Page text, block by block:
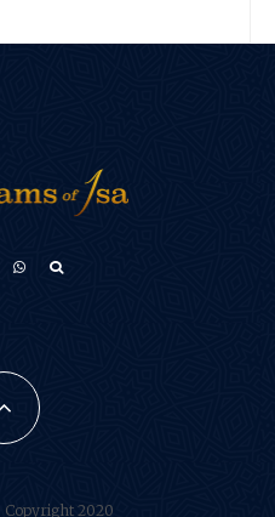
Copyright 2020
فارسی